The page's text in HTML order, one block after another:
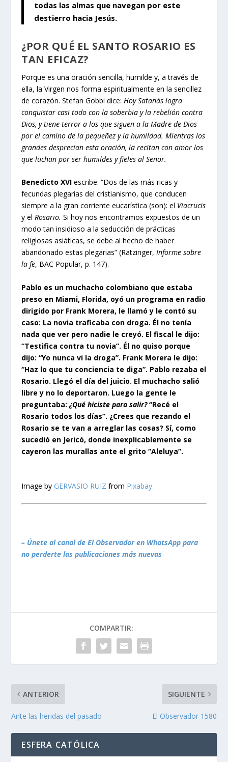
todas las almas que navegan por este
destierro hacia Jesús.
¿POR QUÉ EL SANTO ROSARIO ES
TAN EFICAZ?
Porque es una oración sencilla, humilde y, a través de
ella, la Virgen nos forma espiritualmente en la sencillez
de corazón. Stefan Gobbi dice: Hoy Satanás logra
conquistar casi todo con la soberbia y la rebelión contra
Dios, y tiene terror a los que siguen a la Madre de Dios
por el camino de la pequeñez y la humildad. Mientras los
grandes desprecian esta oración, la recitan con amor los
que luchan por ser humildes y fieles al Señor.
Benedicto XVI escribe: “Dos de las más ricas y
fecundas plegarias del cristianismo, que conducen
siempre a la gran corriente eucarística (son): el Viacrucis
y elRosario. Si hoy nos encontramos expuestos de un
modo tan insidioso a la seducción de prácticas
religiosas asiáticas, se debe al hecho de haber
abandonado estas plegarias” (Ratzinger,Informe sobre
la fe, BAC Popular, p. 147).
Pablo es un muchacho colombiano que estaba
preso en Miami, Florida, oyó un programa en radio
dirigido por Frank Morera, le llamó y le contó su
caso: La novia traficaba con droga. Él no tenía
nada que ver pero nadie le creyó. El fiscal le dijo:
“Testifica contra tu novia”. Él no quiso porque
dijo: “Yo nunca vi la droga”. Frank Morera le dijo:
“Haz lo que tu conciencia te diga”. Pablo rezaba el
Rosario. Llegó el día del juicio. El muchacho salió
libre y no lo deportaron. Luego la gente le
preguntaba:¿Qué hiciste para salir?“Recé el
Rosario todos los días”. ¿Crees que rezando el
Rosario se te van a arreglar las cosas? Sí, como
sucedió en Jericó, donde inexplicablemente se
cayeron las murallas ante el grito “Aleluya”.
Image by GERVASIO RUIZ from Pixabay
– Únete al canal de El Observador en WhatsApp para
no perderte las publicaciones más nuevas
COMPARTIR:
ANTERIOR
Ante las heridas del pasado
SIGUIENTE
El Observador 1580
ESFERA CATÓLICA